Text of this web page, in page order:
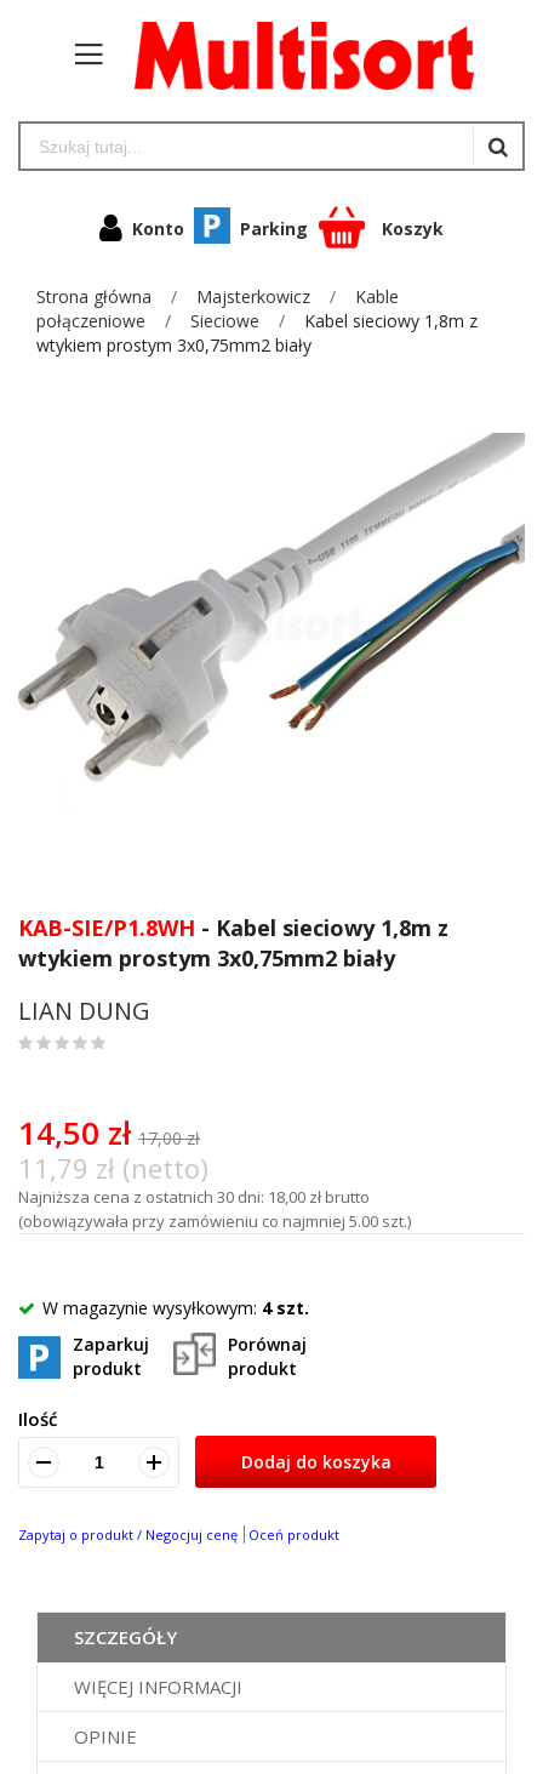
Konto Parking Koszyk
Strona główna Majsterkowicz
Kable
połączeniowe
Sieciowe
Kabel sieciowy 1,8m z
wtykiem prostym 3x0,75mm2 biały
na
początek
galerii
KAB-SIE/P1.8WH - Kabel sieciowy 1,8m z
wtykiem prostym 3x0,75mm2 biały
LIAN DUNG
14,50 zł 17,00 zł
11,79 zł (netto)
Najniższa cena z ostatnich 30 dni: 18,00 zł brutto
(obowiązywała przy zamówieniu co najmniej 5.00 szt.)
W magazynie wysyłkowym: 4 szt.
Zaparkuj
produkt
Porównaj
produkt
Ilość
Dodaj do koszyka
Zapytaj o produkt / Negocjuj cenę Oceń produkt
SZCZEGÓŁY
WIĘCEJ INFORMACJI
OPINIE